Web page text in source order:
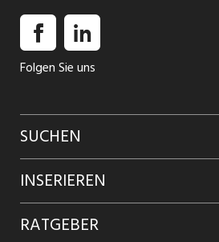
Folgen Sie uns
SUCHEN
Jobs suchen
Jobabo
INSERIEREN
Kundenlogin
RATGEBER